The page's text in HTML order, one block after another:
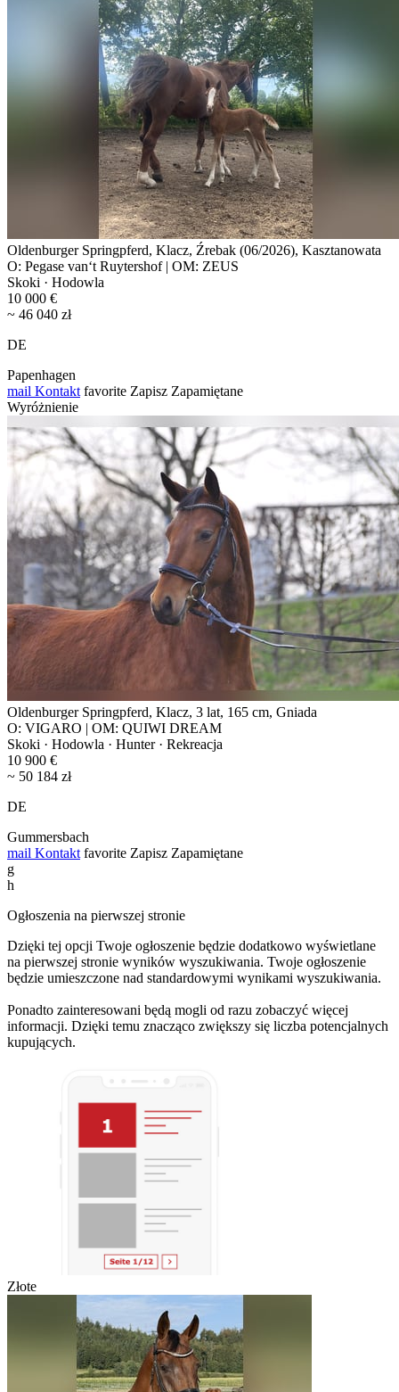
Oldenburger Springpferd, Klacz, Źrebak (06/2026), Kasztanowata
O: Pegase van‘t Ruytershof | OM: ZEUS
Skoki · Hodowla
10 000 €
~ 46 040 zł
DE
Papenhagen
mail Kontakt favorite Zapisz Zapamiętane
Wyróżnienie
Oldenburger Springpferd, Klacz, 3 lat, 165 cm, Gniada
O: VIGARO | OM: QUIWI DREAM
Skoki · Hodowla · Hunter · Rekreacja
10 900 €
~ 50 184 zł
DE
Gummersbach
mail Kontakt favorite Zapisz Zapamiętane
g
h
Ogłoszenia na pierwszej stronie
Dzięki tej opcji Twoje ogłoszenie będzie dodatkowo wyświetlane
na pierwszej stronie wyników wyszukiwania. Twoje ogłoszenie
będzie umieszczone nad standardowymi wynikami wyszukiwania.
Ponadto zainteresowani będą mogli od razu zobaczyć więcej
informacji. Dzięki temu znacząco zwiększy się liczba potencjalnych
kupujących.
Złote